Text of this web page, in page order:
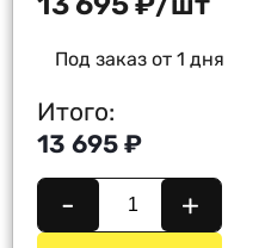
Под заказ от 1 дня
Итого:
13 695 ₽
- +